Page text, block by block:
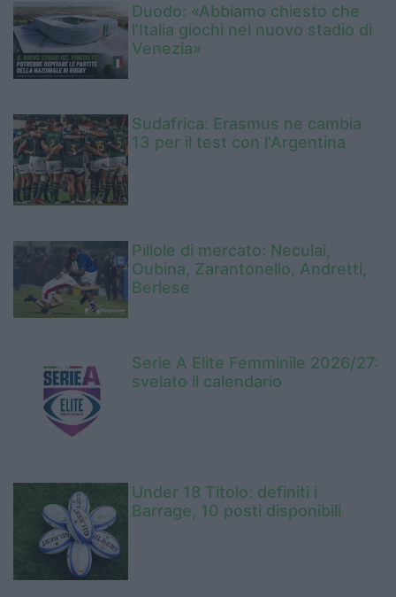
Duodo: «Abbiamo chiesto che
l’Italia giochi nel nuovo stadio di
Venezia»
Sudafrica: Erasmus ne cambia
13 per il test con l'Argentina
Pillole di mercato: Neculai,
Oubina, Zarantonello, Andretti,
Berlese
Serie A Elite Femminile 2026/27:
svelato il calendario
Under 18 Titolo: definiti i
Barrage, 10 posti disponibili